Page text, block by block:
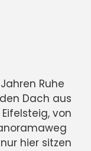
Ruhe
Dach aus
von
hier sitzen